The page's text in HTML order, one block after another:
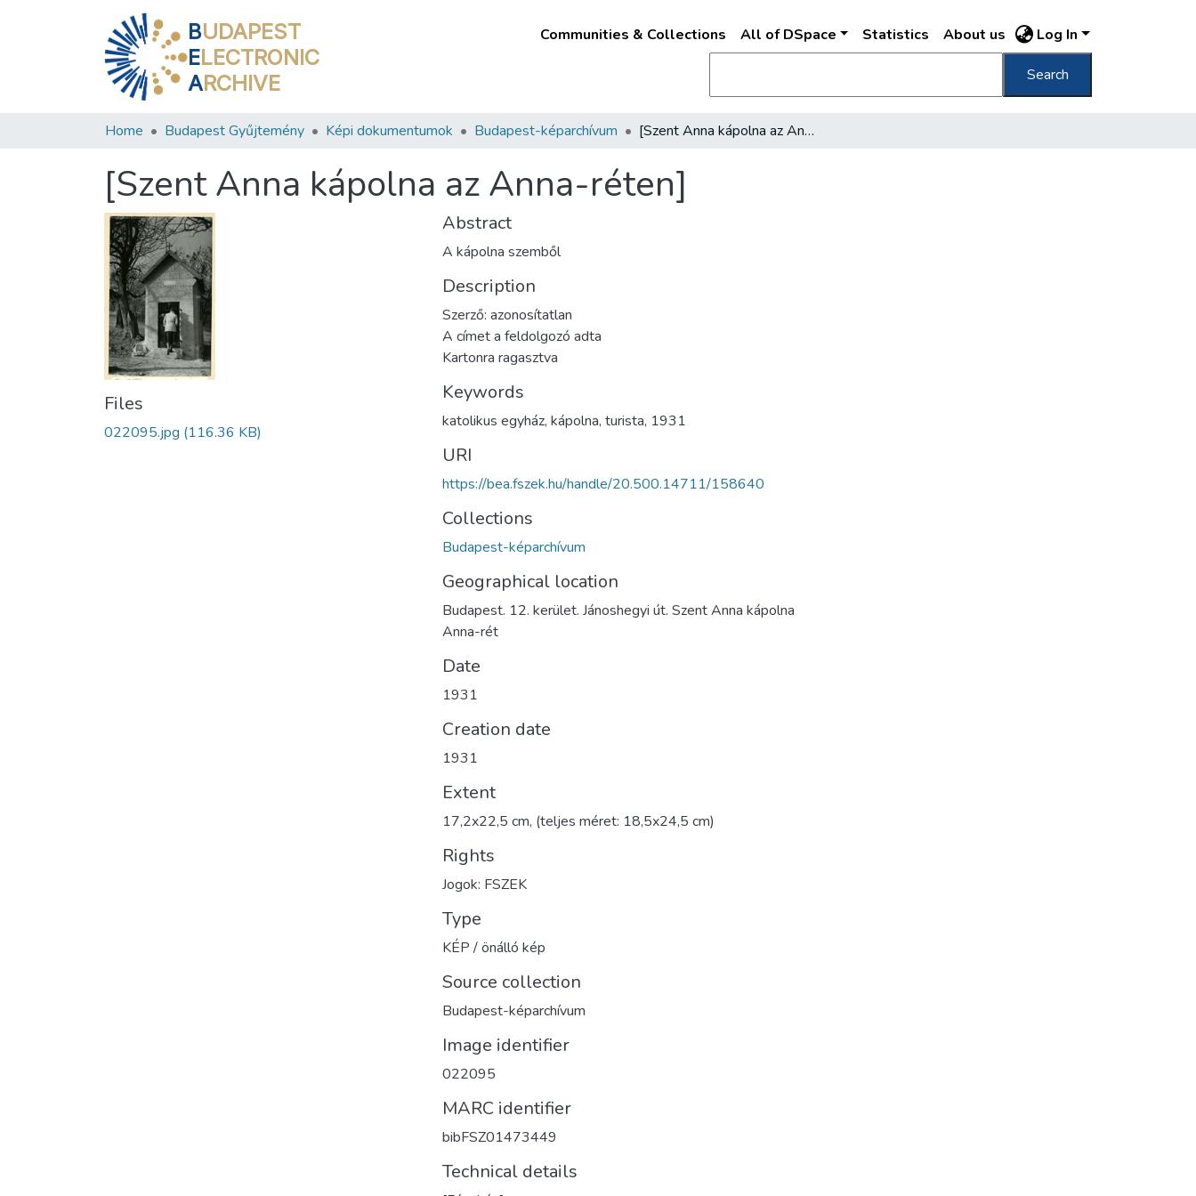
BUDAPEST
ELECTRONIC
ARCHIVE
Communities & Collections All of DSpace Statistics About us Log In
Search
Home Budapest Gyűjtemény Képi dokumentumok Budapest-képarchívum [Szent Anna kápolna az Anna-réten]
[Szent Anna kápolna az Anna-réten]
Files
022095.jpg (116.36 KB)
Abstract
A kápolna szemből
Description
Szerző: azonosítatlan
A címet a feldolgozó adta
Kartonra ragasztva
Keywords
katolikus egyház, kápolna, turista, 1931
URI
https://bea.fszek.hu/handle/20.500.14711/158640
Collections
Budapest-képarchívum
Geographical location
Budapest. 12. kerület. Jánoshegyi út. Szent Anna kápolna
Anna-rét
Date
1931
Creation date
1931
Extent
17,2x22,5 cm, (teljes méret: 18,5x24,5 cm)
Rights
Jogok: FSZEK
Type
KÉP / önálló kép
Source collection
Budapest-képarchívum
Image identifier
022095
MARC identifier
bibFSZ01473449
Technical details